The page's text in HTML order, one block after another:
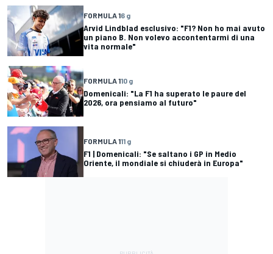
FORMULA 16 g
Arvid Lindblad esclusivo: "F1? Non ho mai avuto
un piano B. Non volevo accontentarmi di una
vita normale"
FORMULA 110 g
Domenicali: "La F1 ha superato le paure del
2026, ora pensiamo al futuro"
FORMULA 111 g
F1 | Domenicali: "Se saltano i GP in Medio
Oriente, il mondiale si chiuderà in Europa"